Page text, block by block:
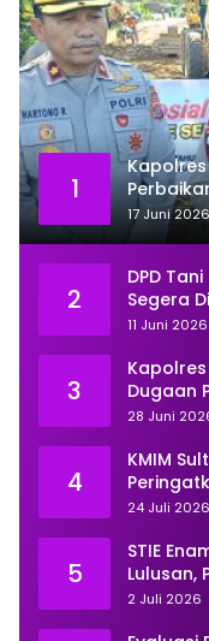
1
Kapolres
Titik
17 Juni 2026
2
DPD
Segera
11 Juni 2026
3
Dugaan
Dua
28 Juni
4
KMIM
Proses
24 Juli 2026
5
STIE
Lulusan,
2 Juli 2026